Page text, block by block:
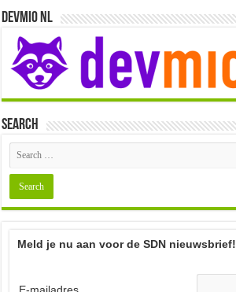
Devmio NL
Search
Meld je nu aan voor de SDN nieuwsbrief!